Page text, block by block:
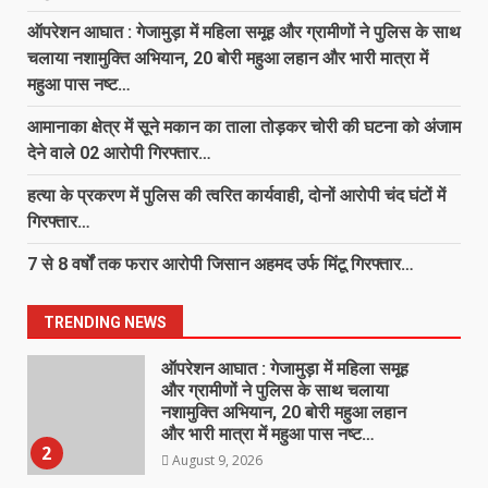
ऑपरेशन आघात : गेजामुड़ा में महिला समूह और ग्रामीणों ने पुलिस के साथ
चलाया नशामुक्ति अभियान, 20 बोरी महुआ लहान और भारी मात्रा में
महुआ पास नष्ट…
आमानाका क्षेत्र में सूने मकान का ताला तोड़कर चोरी की घटना को अंजाम
देने वाले 02 आरोपी गिरफ्तार…
हत्या के प्रकरण में पुलिस की त्वरित कार्यवाही, दोनों आरोपी चंद घंटों में
गिरफ्तार…
7 से 8 वर्षों तक फरार आरोपी जिसान अहमद उर्फ मिंटू गिरफ्तार…
TRENDING NEWS
7
भी स्वस्थ और सुंदर बनेगा
August 8, 2026
1
नारायणपुर-ओरछा मार्ग पर बस सेवा नियमित,
निर्धारित समय-सारणी के अनुसार हो रहा
संचालन…
August 9, 2026
2
और ग्रामीणों ने पुलिस के साथ चलाया
नशामुक्ति अभियान, 20 बोरी महुआ लहान
3
आमानाका क्षेत्र में सूने मकान का ताला
तोड़कर चोरी की घटना को अंजाम देने वाले
02 आरोपी गिरफ्तार…
August 9, 2026